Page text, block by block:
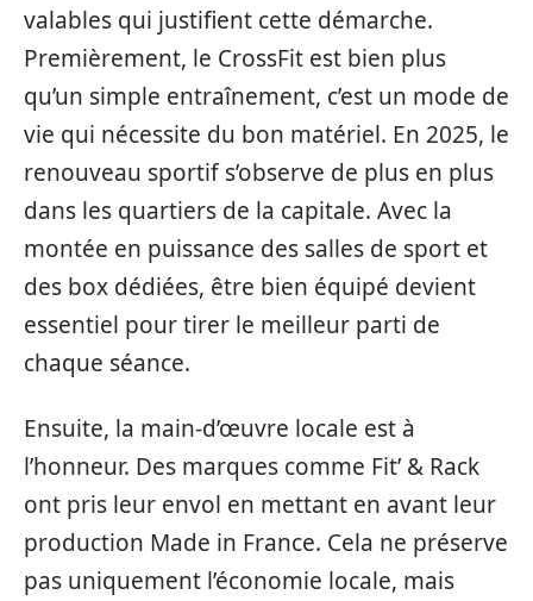
valables qui justifient cette démarche.
Premièrement, le CrossFit est bien plus
qu’un simple entraînement, c’est un mode de
vie qui nécessite du bon matériel. En 2025, le
renouveau sportif s’observe de plus en plus
dans les quartiers de la capitale. Avec la
montée en puissance des salles de sport et
des box dédiées, être bien équipé devient
essentiel pour tirer le meilleur parti de
chaque séance.
Ensuite, la main-d’œuvre locale est à
l’honneur. Des marques comme Fit’ & Rack
ont pris leur envol en mettant en avant leur
production Made in France. Cela ne préserve
pas uniquement l’économie locale, mais